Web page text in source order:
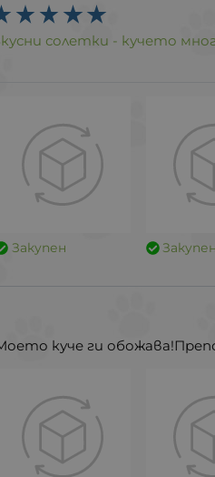
солетки - кучето
Закупен Закупен
куче ги